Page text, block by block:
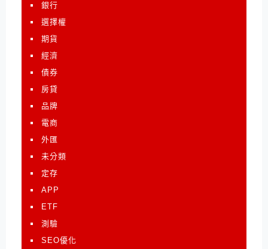
銀行
選擇權
期貨
經濟
債券
房貸
品牌
電商
外匯
未分類
定存
APP
ETF
測驗
SEO優化